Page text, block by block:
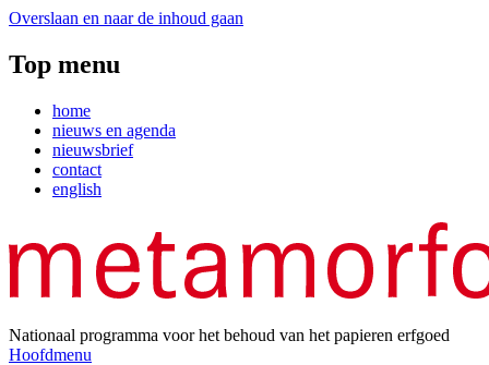
Overslaan en naar de inhoud gaan
Top menu
home
nieuws en agenda
nieuwsbrief
contact
english
Nationaal programma voor het behoud van het papieren erfgoed
Hoofdmenu